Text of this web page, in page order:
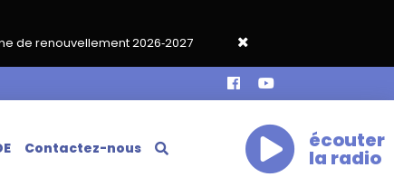
2026‑2027
Grand café de rentrée HKA le vendredi 18
Contactez-nous écouter
la radio